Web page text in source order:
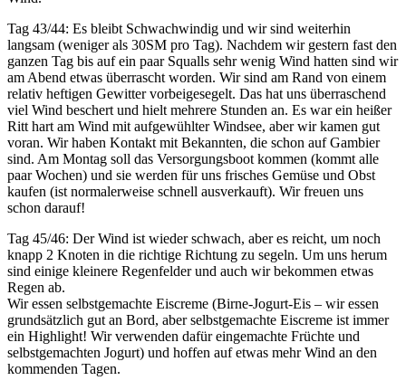
Tag 43/44: Es bleibt Schwachwindig und wir sind weiterhin
langsam (weniger als 30SM pro Tag). Nachdem wir gestern fast den
ganzen Tag bis auf ein paar Squalls sehr wenig Wind hatten sind wir
am Abend etwas überrascht worden. Wir sind am Rand von einem
relativ heftigen Gewitter vorbeigesegelt. Das hat uns überraschend
viel Wind beschert und hielt mehrere Stunden an. Es war ein heißer
Ritt hart am Wind mit aufgewühlter Windsee, aber wir kamen gut
voran. Wir haben Kontakt mit Bekannten, die schon auf Gambier
sind. Am Montag soll das Versorgungsboot kommen (kommt alle
paar Wochen) und sie werden für uns frisches Gemüse und Obst
kaufen (ist normalerweise schnell ausverkauft). Wir freuen uns
schon darauf!
Tag 45/46: Der Wind ist wieder schwach, aber es reicht, um noch
knapp 2 Knoten in die richtige Richtung zu segeln. Um uns herum
sind einige kleinere Regenfelder und auch wir bekommen etwas
Regen ab.
Wir essen selbstgemachte Eiscreme (Birne-Jogurt-Eis – wir essen
grundsätzlich gut an Bord, aber selbstgemachte Eiscreme ist immer
ein Highlight! Wir verwenden dafür eingemachte Früchte und
selbstgemachten Jogurt) und hoffen auf etwas mehr Wind an den
kommenden Tagen.